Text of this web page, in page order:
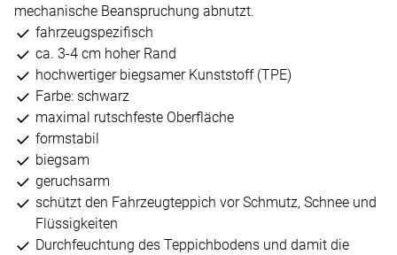
mechanische Beanspruchung abnutzt.
fahrzeugspezifisch
ca. 3-4 cm hoher Rand
hochwertiger biegsamer Kunststoff (TPE)
Farbe: schwarz
maximal rutschfeste Oberfläche
formstabil
biegsam
geruchsarm
schützt den Fahrzeugteppich vor Schmutz, Schnee und
Flüssigkeiten
Durchfeuchtung des Teppichbodens und damit die